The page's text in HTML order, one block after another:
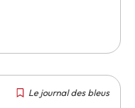
Le journal des bleus